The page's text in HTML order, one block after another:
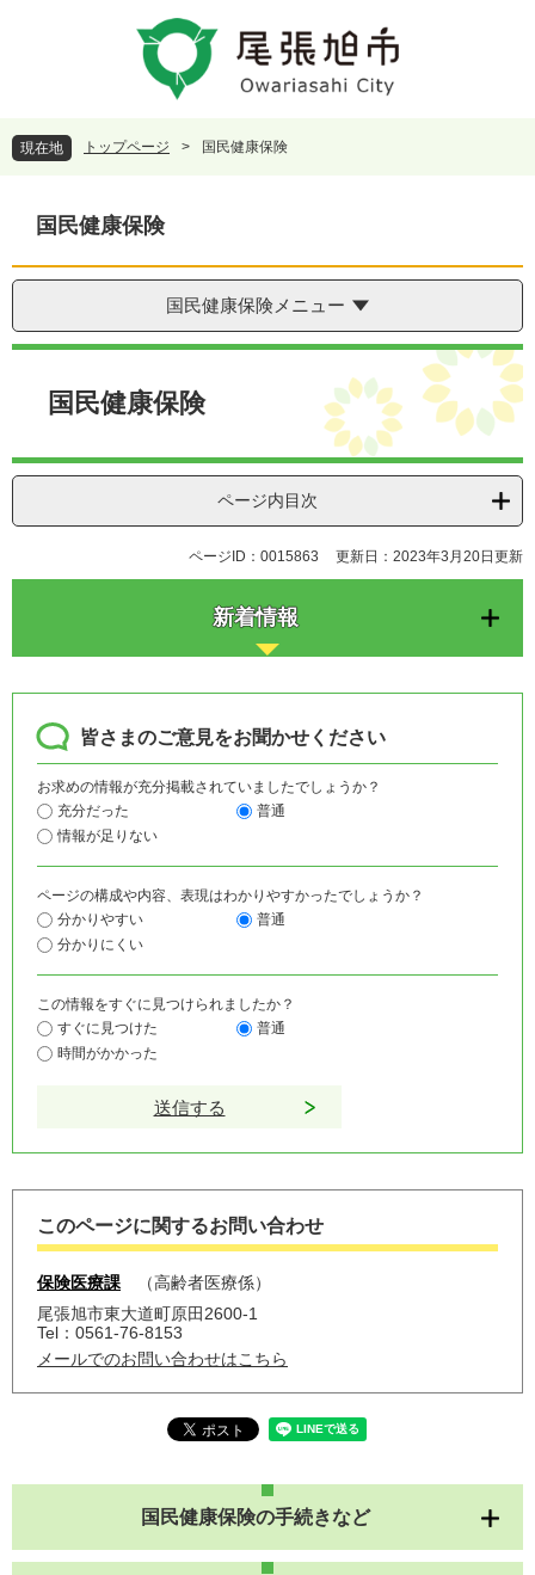
頭
で
飛
ば
文
へ
現在地 トップページ > 国民健康保険
国民健康保険
国民健康保険メニュー
本
国民健康保険
ページ内目次
ページID：0015863 更新日：2023年3月20日更新
新着情報
皆さまのご意見をお聞かせください
お求めの情報が充分掲載されていましたでしょうか？
充分だった
普通
情報が足りない
ページの構成や内容、表現はわかりやすかったでしょうか？
分かりやすい
普通
分かりにくい
この情報をすぐに見つけられましたか？
すぐに見つけた
普通
時間がかかった
このページに関するお問い合わせ
保険医療課
高齢者医療係
尾張旭市東大道町原田2600-1
Tel：0561-76-8153
メールでのお問い合わせはこちら
国民健康保険の手続きなど